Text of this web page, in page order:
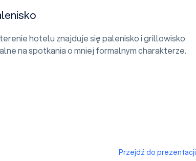
hotelu znajduje się palenisko i grillowisko
na spotkania o mniej formalnym charakterze.
Przejdź do prezentacji